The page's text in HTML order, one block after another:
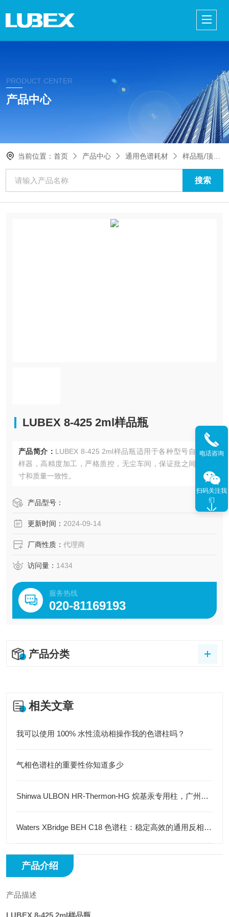
PRODUCT CENTER
产品中心
当前位置：首页 产品中心 通用色谱耗材 样品瓶/顶空瓶
LUBEX 8-425 2ml样品瓶
产品简介： LUBEX 8-425 2ml样品瓶适用于各种型号自动进
样器，高精度加工，严格质控，无尘车间，保证批之间的尺
寸和质量一致性。
产品型号：
更新时间： 2024-09-14
厂商性质： 代理商
访问量： 1434
服务热线
020-81169193
产品分类
相关文章
我可以使用 100% 水性流动相操作我的色谱柱吗？
气相色谱柱的重要性你知道多少
Shinwa ULBON HR-Thermon-HG 烷基汞专用柱，广州绿百草代理直供
Waters XBridge BEH C18 色谱柱：稳定高效的通用反相分离方案
产品介绍
产品描述
LUBEX 8-425 2ml样品瓶
电话咨询
扫码关注我
们